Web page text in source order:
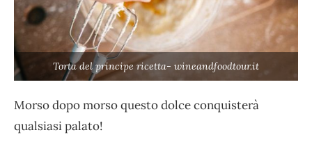
Torta del principe ricetta- wineandfoodtour.it
Morso dopo morso questo dolce conquisterà
qualsiasi palato!